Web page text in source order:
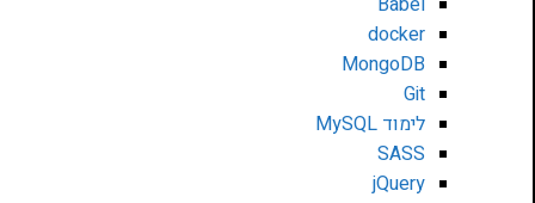
docker
MongoDB
Git
לימוד MySQL
SASS
jQuery